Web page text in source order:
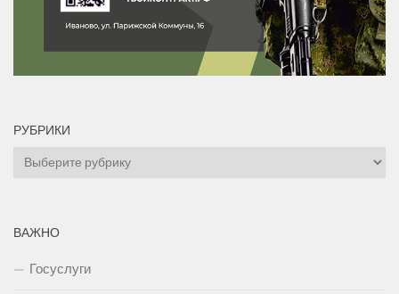
РУБРИКИ
Рубрики
ВАЖНО
Госуслуги